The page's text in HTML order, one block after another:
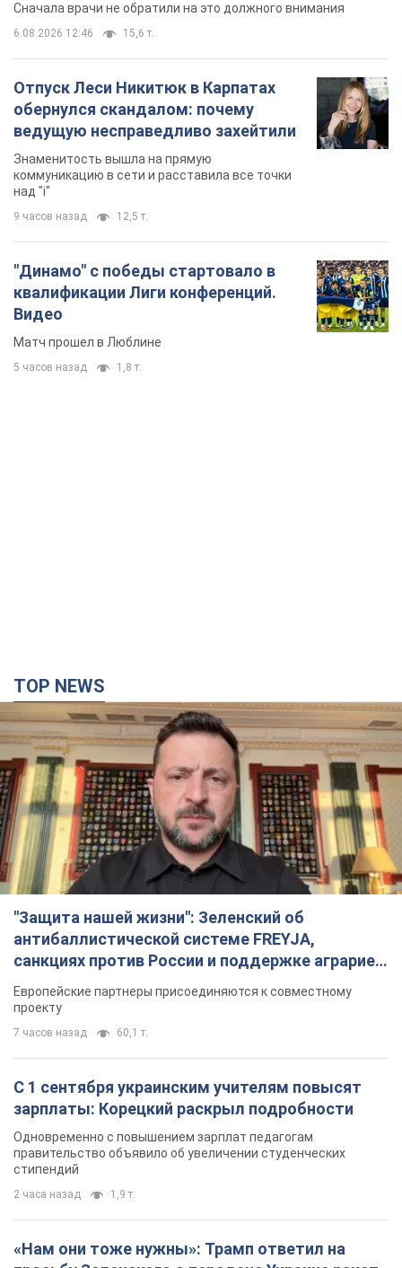
Сначала врачи не обратили на это должного внимания
6.08.2026 12:46 15,6 т.
Отпуск Леси Никитюк в Карпатах
обернулся скандалом: почему
ведущую несправедливо захейтили
Знаменитость вышла на прямую
коммуникацию в сети и расставила все точки
над "i"
9 часов назад 12,5 т.
"Динамо" с победы стартовало в
квалификации Лиги конференций.
Видео
Матч прошел в Люблине
5 часов назад 1,8 т.
TOP NEWS
"Защита нашей жизни": Зеленский об
антибаллистической системе FREYJA,
санкциях против России и поддержке аграриев.
Видео
Европейские партнеры присоединяются к совместному
проекту
7 часов назад 60,1 т.
С 1 сентября украинским учителям повысят
зарплаты: Корецкий раскрыл подробности
Одновременно с повышением зарплат педагогам
правительство объявило об увеличении студенческих
стипендий
2 часа назад 1,9 т.
«Нам они тоже нужны»: Трамп ответил на